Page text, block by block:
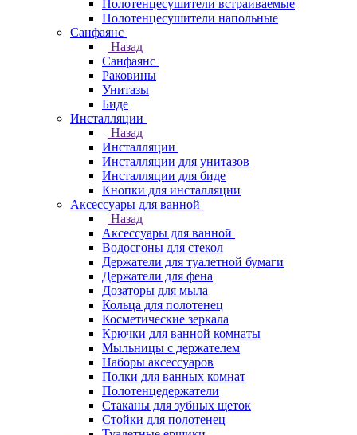
Полотенцесушители встраиваемые
Полотенцесушители напольные
Санфаянс
Назад
Санфаянс
Раковины
Унитазы
Биде
Инсталляции
Назад
Инсталляции
Инсталляции для унитазов
Инсталляции для биде
Кнопки для инсталляции
Аксессуары для ванной
Назад
Аксессуары для ванной
Водосгоны для стекол
Держатели для туалетной бумаги
Держатели для фена
Дозаторы для мыла
Кольца для полотенец
Косметические зеркала
Крючки для ванной комнаты
Мыльницы с держателем
Наборы аксессуаров
Полки для ванных комнат
Полотенцедержатели
Стаканы для зубных щеток
Стойки для полотенец